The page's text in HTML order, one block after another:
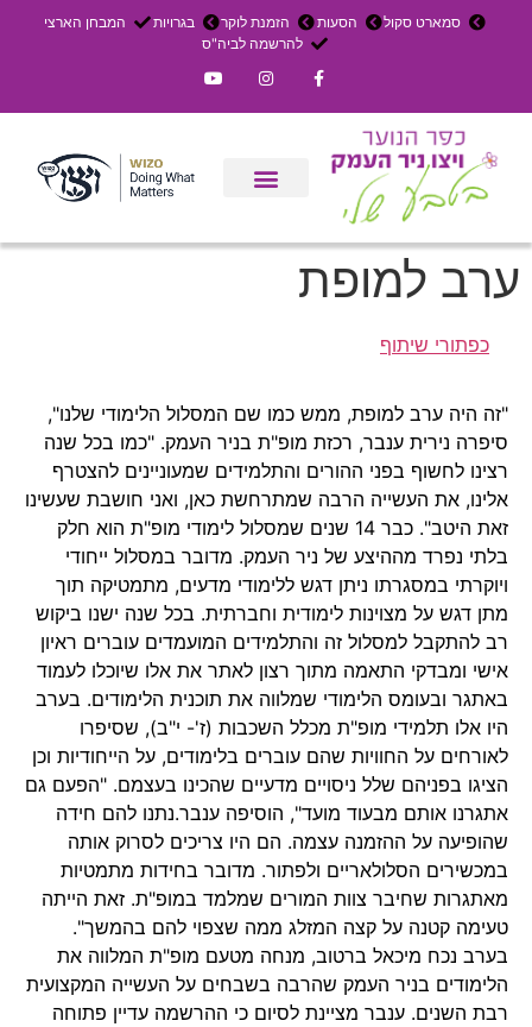
סמארט סקול הסעות הזמנת לוקר בגרויות
המבחן הארצי
להרשמה לביה"ס
ערב למופת
כפתורי שיתוף
"זה היה ערב למופת, ממש כמו שם המסלול הלימודי שלנו",
סיפרה נירית ענבר, רכזת מופ"ת בניר העמק. "כמו בכל שנה
רצינו לחשוף בפני ההורים והתלמידים שמעוניינים להצטרף
אלינו, את העשייה הרבה שמתרחשת כאן, ואני חושבת שעשינו
זאת היטב". כבר 14 שנים שמסלול לימודי מופ"ת הוא חלק
בלתי נפרד מההיצע של ניר העמק. מדובר במסלול ייחודי
ויוקרתי במסגרתו ניתן דגש ללימודי מדעים, מתמטיקה תוך
מתן דגש על מצוינות לימודית וחברתית. בכל שנה ישנו ביקוש
רב להתקבל למסלול זה והתלמידים המועמדים עוברים ראיון
אישי ומבדקי התאמה מתוך רצון לאתר את אלו שיוכלו לעמוד
באתגר ובעומס הלימודי שמלווה את תוכנית הלימודים. בערב
היו אלו תלמידי מופ"ת מכלל השכבות (ז'- י"ב), שסיפרו
לאורחים על החוויות שהם עוברים בלימודים, על הייחודיות וכן
הציגו בפניהם שלל ניסויים מדעיים שהכינו בעצמם. "הפעם גם
אתגרנו אותם מבעוד מועד", הוסיפה ענבר.נתנו להם חידה
שהופיעה על ההזמנה עצמה. הם היו צריכים לסרוק אותה
במכשירים הסלולאריים ולפתור. מדובר בחידות מתמטיות
מאתגרות שחיבר צוות המורים שמלמד במופ"ת. זאת הייתה
טעימה קטנה על קצה המזלג ממה שצפוי להם בהמשך".
בערב נכח מיכאל ברטוב, מנחה מטעם מופ"ת המלווה את
הלימודים בניר העמק שהרבה בשבחים על העשייה המקצועית
רבת השנים. ענבר מציינת לסיום כי ההרשמה עדיין פתוחה